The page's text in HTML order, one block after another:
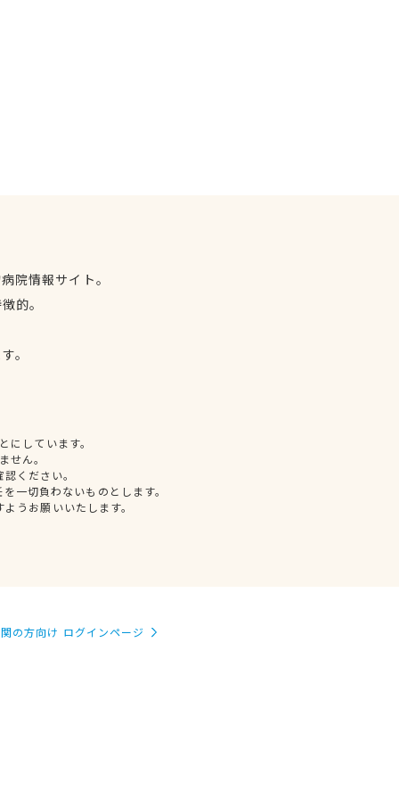
院情報サイト。
的。
。
しています。
せん。
ください。
一切負わないものとします。
うお願いいたします。
の方向け ログインページ